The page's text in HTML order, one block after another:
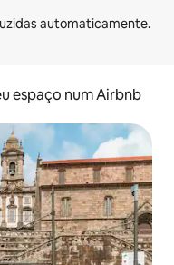
espaço num Airbnb